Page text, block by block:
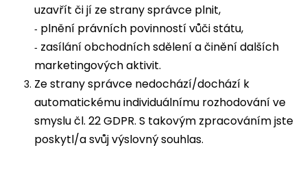
uzavřít či jí ze strany správce plnit,
- plnění právních povinností vůči státu,
- zasílání obchodních sdělení a činění dalších
marketingových aktivit.
Ze strany správce nedochází/dochází k
automatickému individuálnímu rozhodování ve
smyslu čl. 22 GDPR. S takovým zpracováním jste
poskytl/a svůj výslovný souhlas.